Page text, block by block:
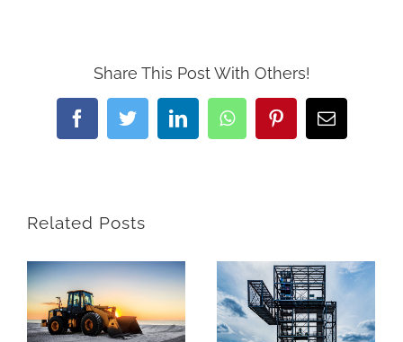
Share This Post With Others!
FacebookTwitterLinkedInWhatsAppPinterestEmail
Related Posts